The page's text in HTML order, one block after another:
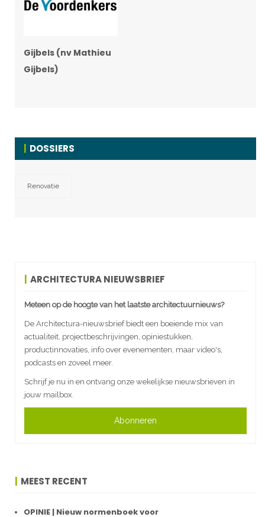
Gijbels (nv Mathieu
Gijbels)
DOSSIERS
Renovatie
ARCHITECTURA NIEUWSBRIEF
Meteen op de hoogte van het laatste architectuurnieuws?
De Architectura-nieuwsbrief biedt een boeiende mix van
actualiteit, projectbeschrijvingen, opiniestukken,
productinnovaties, info over evenementen, maar video's,
podcasts en zoveel meer.
Schrijf je nu in en ontvang onze wekelijkse nieuwsbrieven in
jouw mailbox.
Abonneren
MEEST RECENT
OPINIE | Nieuw normenboek voor